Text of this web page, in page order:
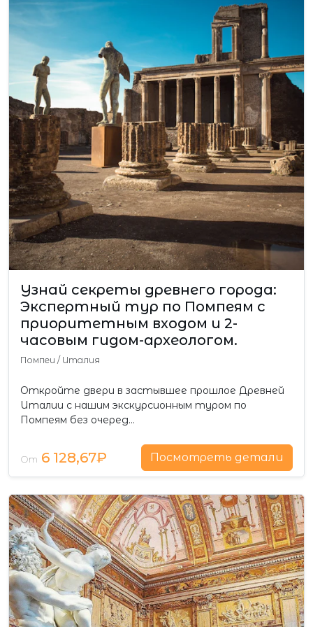
Узнай секреты древнего города:
Экспертный тур по Помпеям с
приоритетным входом и 2-
часовым гидом-археологом.
Помпеи / Италия
Откройте двери в застывшее прошлое Древней
Италии с нашим экскурсионным туром по
Помпеям без очеред…
От 6 128,67₽ Посмотреть детали